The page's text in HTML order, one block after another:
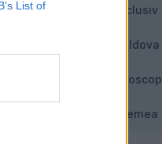
List of
Exclusiv
Moldova
Horoscop
Vremea